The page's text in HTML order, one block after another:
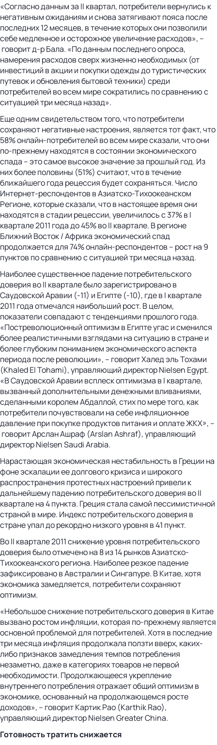
«Согласно данным за II квартал, потребители вернулись к
негативным ожиданиям и снова затягивают пояса после
последних 12 месяцев, в течение которых они позволили
себе медленное и осторожное увеличение расходов», –
говорит д-р Бала. «По данным последнего опроса,
намерения расходов сверх жизненно необходимых (от
инвестиций в акции и покупки одежды до туристических
путевок и обновления бытовой техники) среди
потребителей во всем мире сократились по сравнению с
ситуацией три месяца назад».
Еще одним свидетельством того, что потребители
сохраняют негативные настроения, является тот факт, что
58% онлайн-потребителей во всем мире сказали, что они
по-прежнему находятся в состоянии экономического
спада – это самое высокое значение за прошлый год. Из
них более половины (51%) считают, что в течение
ближайшего года рецессия будет сохраняться. Число
Интернет-респондентов в Азиатско-Тихоокеанском
Регионе, которые сказали, что в настоящее время они
находятся в стадии рецессии, увеличилось с 37% в I
квартале 2011 года до 45% вo II квартале. В регионе
Ближний Восток / Африка экономический спад
продолжается для 74% онлайн-респондентов – рост на 9
пунктов по сравнению с ситуацией три месяца назад.
Наиболее существенное падение потребительского
доверия во II квартале было зарегистрировано в
Саудовской Аравии (-11) и Египте (-10), где в I квартале
2011 года отмечался наибольший рост. В целом,
показатели совпадают с тенденциями прошлого года.
«Постреволюционный оптимизм в Египте угас и сменился
более реалистичными взглядами на ситуацию в стране и
более глубоким пониманием экономического аспекта
периода после революции», – говорит Халед эль Тохами
(Khaled El Tohami), управляющий директор Nielsen Egypt.
«В Саудовской Аравии всплеск оптимизма в I квартале,
вызванный дополнительными денежными вливаниями,
сделанными королем Абдаллой, стих по мере того, как
потребители почувствовали на себе инфляционное
давление при покупке продуктов питания и оплате ЖКХ», –
говорит Арслан Ашраф (Arslan Ashraf), управляющий
директор Nielsen Saudi Arabia.
Нарастающая экономическая нестабильность в Греции на
фоне эскалации ее долгового кризиса и широкого
распространения протестных настроений привели к
дальнейшему падению потребительского доверия во II
квартале на 4 пункта. Греция стала самой пессимистичной
страной в мире. Индекс потребительского доверия в
стране упал до рекордно низкого уровня в 41 пункт.
Во II квартале 2011 снижение уровня потребительского
доверия было отмечено на 8 из 14 рынков Азиатско-
Тихоокеанского региона. Наиболее резкое падение
зафиксировано в Австралии и Сингапуре. В Китае, хотя
экономика замедляется, потребители сохраняют
оптимизм.
«Небольшое снижение потребительского доверия в Китае
вызвано ростом инфляции, которая по-прежнему является
основной проблемой для потребителей. Хотя в последние
три месяца инфляция продолжала ползти вверх, каких-
либо признаков замедления темпов потребления
незаметно, даже в категориях товаров не первой
необходимости. Продолжающееся укрепление
внутреннего потребления отражает общий оптимизм в
экономике, основанный на продолжающемся росте
доходов», – говорит Картик Рао (Karthik Rao),
управляющий директор Nielsen Greater China.
Готовность тратить снижается